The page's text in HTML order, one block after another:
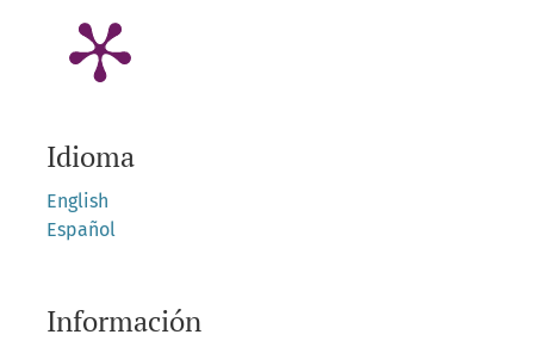
Idioma
English
Español
Información